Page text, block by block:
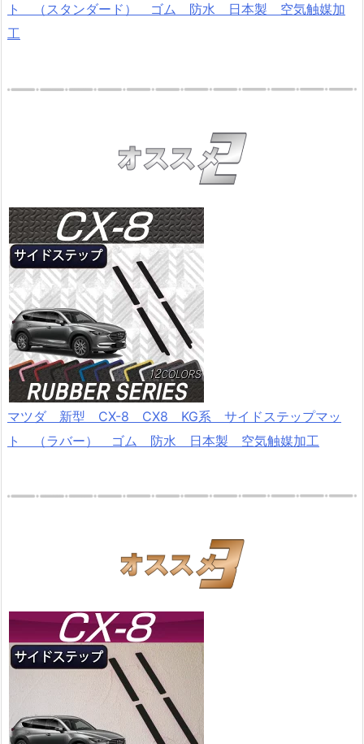
ト （スタンダード） ゴム 防水 日本製 空気触媒加
工
マツダ 新型 CX-8 CX8 KG系 サイドステップマッ
ト （ラバー） ゴム 防水 日本製 空気触媒加工